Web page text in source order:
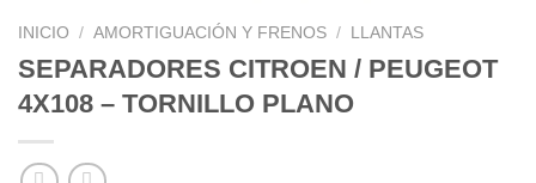
INICIO / AMORTIGUACIÓN Y FRENOS / LLANTAS
SEPARADORES CITROEN / PEUGEOT
4X108 – TORNILLO PLANO